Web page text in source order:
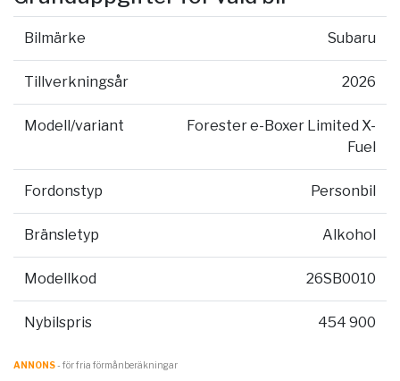
Bilmärke Subaru
Tillverkningsår 2026
Modell/variant
Forester e-Boxer Limited X-
Fuel
Fordonstyp Personbil
Bränsletyp Alkohol
Modellkod 26SB0010
Nybilspris 454 900
ANNONS- för fria förmånberäkningar